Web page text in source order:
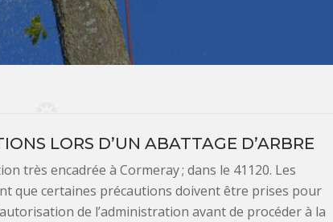
LORS D’UN ABATTAGE D’ARBRE
très encadrée à Cormeray ; dans le 41120. Les
que certaines précautions doivent être prises pour
de l’administration avant de procéder à la